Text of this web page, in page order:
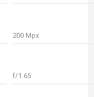
200 Mpx
f/1.65